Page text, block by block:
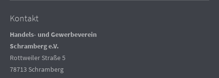
Kontakt
Handels- und Gewerbeverein
Schramberg e.V.
Rottweiler Straße 5
78713 Schramberg